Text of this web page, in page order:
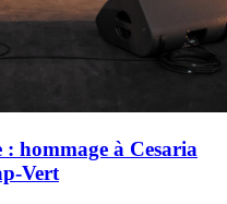
hommage à Cesaria
Vert